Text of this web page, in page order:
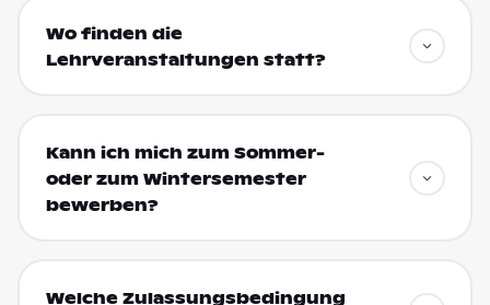
Wo finden die
Lehrveranstaltungen statt?
Kann ich mich zum Sommer-
oder zum Wintersemester
bewerben?
Welche Zulassungsbedingung